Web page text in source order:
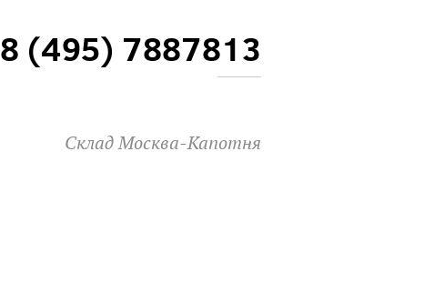
8 (495) 7887813
Склад Москва-Капотня